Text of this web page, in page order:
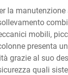
la
mobili,
presenta
grazie al suo
quali